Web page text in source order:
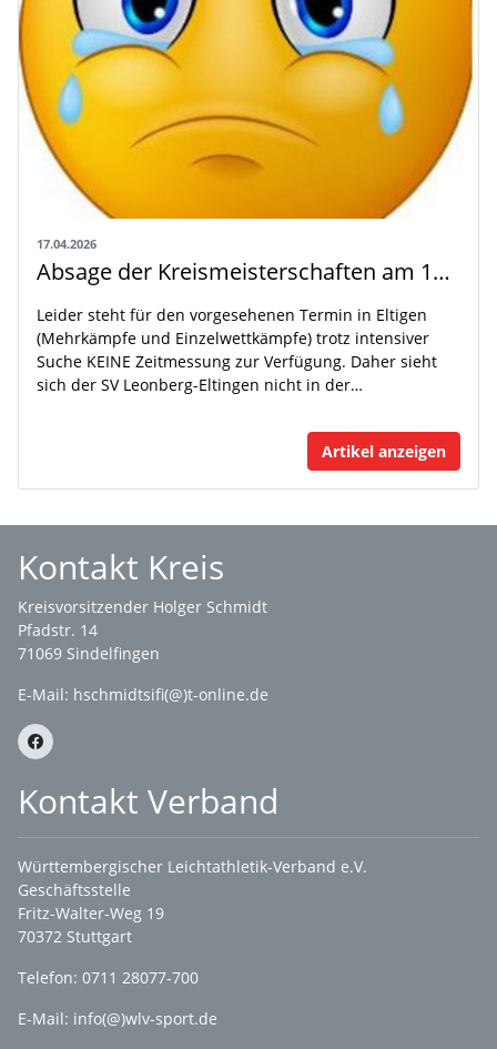
17.04.2026
Absage der Kreismeisterschaften am 16./17. Mai in Leonberg-Eltingen
Leider steht für den vorgesehenen Termin in Eltigen
(Mehrkämpfe und Einzelwettkämpfe) trotz intensiver
Suche KEINE Zeitmessung zur Verfügung. Daher sieht
sich der SV Leonberg-Eltingen nicht in der…
Artikel anzeigen
Kontakt Kreis
Kreisvorsitzender Holger Schmidt
Pfadstr. 14
71069 Sindelfingen
E-Mail: hschmidtsifi(@)t-online.de
Kontakt Verband
Württembergischer Leichtathletik-Verband e.V.
Geschäftsstelle
Fritz-Walter-Weg 19
70372 Stuttgart
Telefon: 0711 28077-700
E-Mail: info(@)wlv-sport.de